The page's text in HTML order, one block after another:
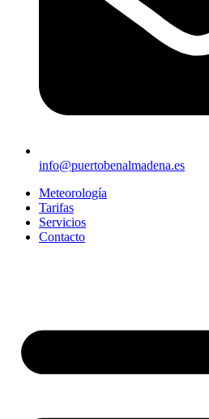
info@puertobenalmadena.es
Meteorología
Tarifas
Servicios
Contacto